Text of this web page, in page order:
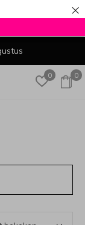
×
0 0